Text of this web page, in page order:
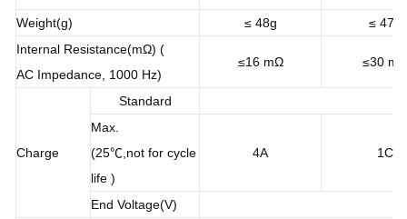
Weight(g) ≤ 48g
≤ 47g
Internal Resistance(mΩ) (
AC Impedance, 1000 Hz)
≤16 mΩ ≤30 mΩ
Charge
Standard
Max.
(25℃,not for cycle
life )
4A 1C
End Voltage(V)